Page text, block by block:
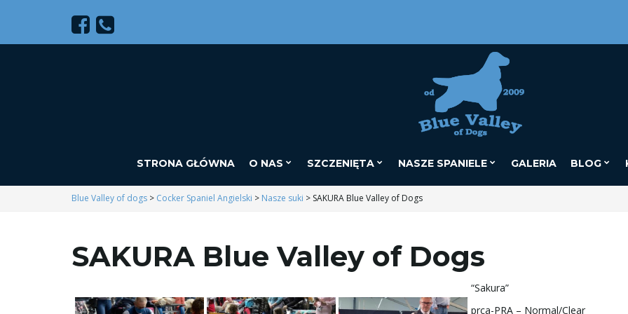
STRONA GŁÓWNA O NAS SZCZENIĘTA NASZE SPANIELE GALERIA BLOG
Blue Valley of dogs > Cocker Spaniel Angielski > Nasze suki > SAKURA Blue Valley of Dogs
SAKURA Blue Valley of Dogs
“Sakura”
prca-PRA – Normal/Clear